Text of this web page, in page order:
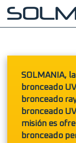
¡Dale
SOLMANIA,
bronceado
bronceado
bronceado
misión es
bronceado